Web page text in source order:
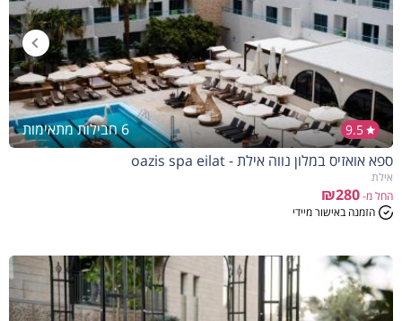
9.5
6 חבילות מתאימות
ספא אואזיס במלון נווה אילת - oazis spa eilat
אילת
החל מ-₪280
הזמנה באישור מיידי